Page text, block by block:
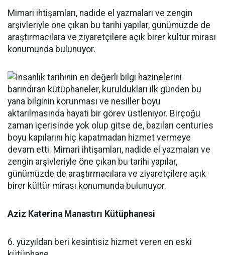
Mimari ihtişamları, nadide el yazmaları ve zengin
arşivleriyle öne çıkan bu tarihi yapılar, günümüzde de
araştırmacılara ve ziyaretçilere açık birer kültür mirası
konumunda bulunuyor.
Aziz Katerina Manastırı Kütüphanesi
6. yüzyıldan beri kesintisiz hizmet veren en eski